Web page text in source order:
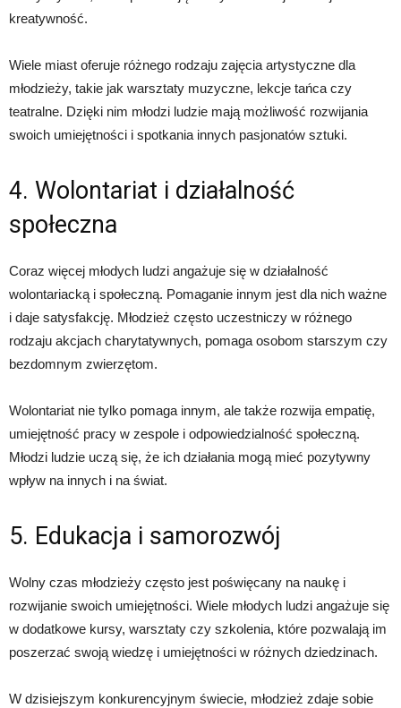
kreatywność.
Wiele miast oferuje różnego rodzaju zajęcia artystyczne dla
młodzieży, takie jak warsztaty muzyczne, lekcje tańca czy
teatralne. Dzięki nim młodzi ludzie mają możliwość rozwijania
swoich umiejętności i spotkania innych pasjonatów sztuki.
4. Wolontariat i działalność
społeczna
Coraz więcej młodych ludzi angażuje się w działalność
wolontariacką i społeczną. Pomaganie innym jest dla nich ważne
i daje satysfakcję. Młodzież często uczestniczy w różnego
rodzaju akcjach charytatywnych, pomaga osobom starszym czy
bezdomnym zwierzętom.
Wolontariat nie tylko pomaga innym, ale także rozwija empatię,
umiejętność pracy w zespole i odpowiedzialność społeczną.
Młodzi ludzie uczą się, że ich działania mogą mieć pozytywny
wpływ na innych i na świat.
5. Edukacja i samorozwój
Wolny czas młodzieży często jest poświęcany na naukę i
rozwijanie swoich umiejętności. Wiele młodych ludzi angażuje się
w dodatkowe kursy, warsztaty czy szkolenia, które pozwalają im
poszerzać swoją wiedzę i umiejętności w różnych dziedzinach.
W dzisiejszym konkurencyjnym świecie, młodzież zdaje sobie